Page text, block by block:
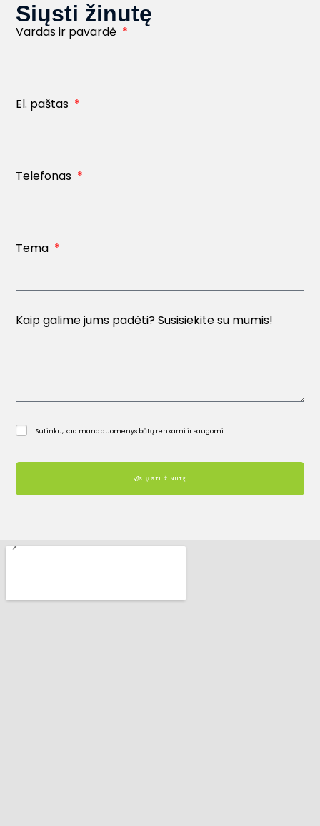
Siųsti žinutę
Vardas ir pavardė
El. paštas
Telefonas
Tema
Kaip galime jums padėti? Susisiekite su mumis!
Sutinku, kad mano duomenys būtų renkami ir saugomi.
SIŲSTI ŽINUTĘ